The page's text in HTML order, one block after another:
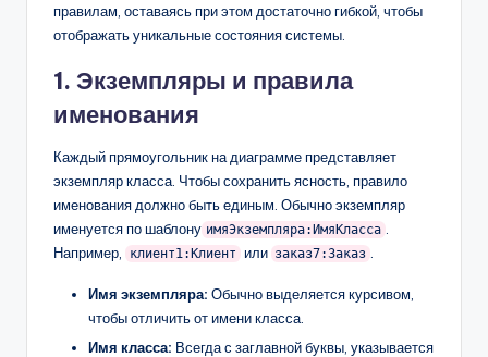
правилам, оставаясь при этом достаточно гибкой, чтобы
отображать уникальные состояния системы.
1. Экземпляры и правила
именования
Каждый прямоугольник на диаграмме представляет
экземпляр класса. Чтобы сохранить ясность, правило
именования должно быть единым. Обычно экземпляр
именуется по шаблону имяЭкземпляра:ИмяКласса
Например,
клиент1:Клиент или заказ7:Заказ
Имя экземпляра: Обычно выделяется курсивом,
чтобы отличить от имени класса.
Имя класса: Всегда с заглавной буквы, указывается